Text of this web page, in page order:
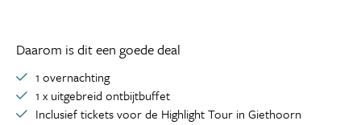
Daarom is dit een goede deal
1 overnachting
1 x uitgebreid ontbijtbuffet
Inclusief tickets voor de Highlight Tour in Giethoorn